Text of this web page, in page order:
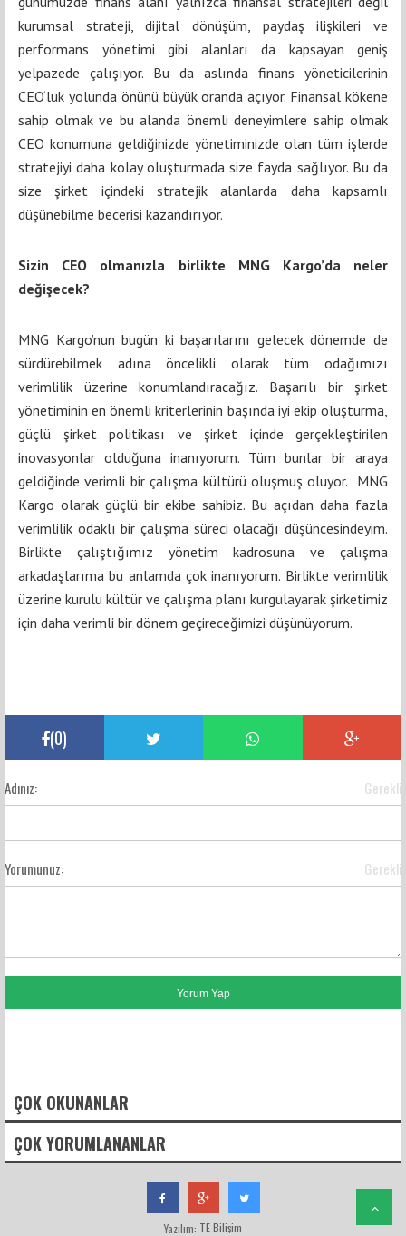
kurumsal strateji, dijital dönüşüm, paydaş ilişkileri ve
performans yönetimi gibi alanları da kapsayan geniş
yelpazede çalışıyor. Bu da aslında finans yöneticilerinin
CEO‘luk yolunda önünü büyük oranda açıyor. Finansal kökene
sahip olmak ve bu alanda önemli deneyimlere sahip olmak
CEO konumuna geldiğinizde yönetiminizde olan tüm işlerde
stratejiyi daha kolay oluşturmada size fayda sağlıyor. Bu da
size şirket içindeki stratejik alanlarda daha kapsamlı
düşünebilme becerisi kazandırıyor.
Sizin CEO olmanızla birlikte MNG Kargo’da neler
değişecek?
MNG Kargo’nun bugün ki başarılarını gelecek dönemde de
sürdürebilmek adına öncelikli olarak tüm odağımızı
verimlilik üzerine konumlandıracağız. Başarılı bir şirket
yönetiminin en önemli kriterlerinin başında iyi ekip oluşturma,
güçlü şirket politikası ve şirket içinde gerçekleştirilen
inovasyonlar olduğuna inanıyorum. Tüm bunlar bir araya
geldiğinde verimli bir çalışma kültürü oluşmuş oluyor. MNG
Kargo olarak güçlü bir ekibe sahibiz. Bu açıdan daha fazla
verimlilik odaklı bir çalışma süreci olacağı düşüncesindeyim.
Birlikte çalıştığımız yönetim kadrosuna ve çalışma
arkadaşlarıma bu anlamda çok inanıyorum. Birlikte verimlilik
üzerine kurulu kültür ve çalışma planı kurgulayarak şirketimiz
için daha verimli bir dönem geçireceğimizi düşünüyorum.
(0)
Adınız: Gerekli
Yorumunuz: Gerekli
ÇOK OKUNANLAR
ÇOK YORUMLANANLAR
Yazılım: TE Bilişim